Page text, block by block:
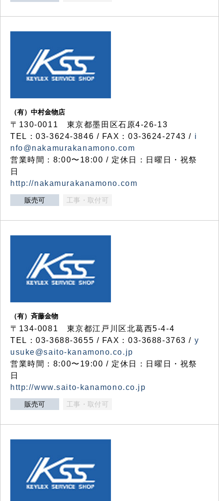
（有）中村金物店
〒130-0011 東京都墨田区石原4-26-13
TEL：03-3624-3846 / FAX：03-3624-2743 / i
nfo@nakamurakanamono.com
営業時間：8:00〜18:00 / 定休日：日曜日・祝祭
日
http://nakamurakanamono.com
販売可 工事・取付可
（有）斉藤金物
〒134-0081 東京都江戸川区北葛西5-4-4
TEL：03-3688-3655 / FAX：03-3688-3763 / y
usuke@saito-kanamono.co.jp
営業時間：8:00〜19:00 / 定休日：日曜日・祝祭
日
http://www.saito-kanamono.co.jp
販売可 工事・取付可